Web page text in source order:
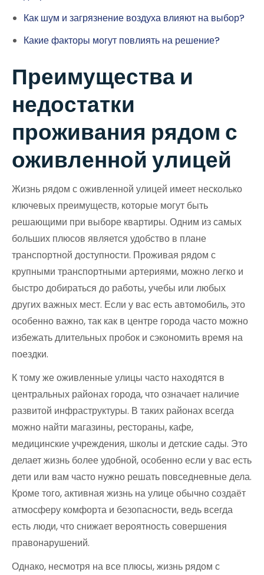
Как шум и загрязнение воздуха влияют на выбор?
Какие факторы могут повлиять на решение?
Преимущества и
недостатки
проживания рядом с
оживленной улицей
Жизнь рядом с оживленной улицей имеет несколько
ключевых преимуществ, которые могут быть
решающими при выборе квартиры. Одним из самых
больших плюсов является удобство в плане
транспортной доступности. Проживая рядом с
крупными транспортными артериями, можно легко и
быстро добираться до работы, учебы или любых
других важных мест. Если у вас есть автомобиль, это
особенно важно, так как в центре города часто можно
избежать длительных пробок и сэкономить время на
поездки.
К тому же оживленные улицы часто находятся в
центральных районах города, что означает наличие
развитой инфраструктуры. В таких районах всегда
можно найти магазины, рестораны, кафе,
медицинские учреждения, школы и детские сады. Это
делает жизнь более удобной, особенно если у вас есть
дети или вам часто нужно решать повседневные дела.
Кроме того, активная жизнь на улице обычно создаёт
атмосферу комфорта и безопасности, ведь всегда
есть люди, что снижает вероятность совершения
правонарушений.
Однако, несмотря на все плюсы, жизнь рядом с